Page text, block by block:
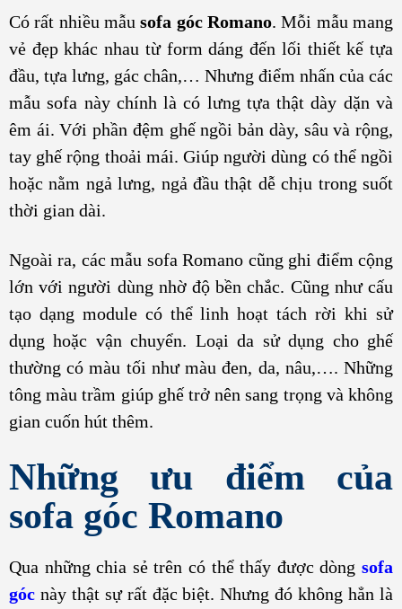
Có rất nhiều mẫusofa góc Romano. Mỗi mẫu mang
vẻ đẹp khác nhau từ form dáng đến lối thiết kế tựa
đầu, tựa lưng, gác chân,… Nhưng điểm nhấn của các
mẫu sofa này chính là có lưng tựa thật dày dặn và
êm ái. Với phần đệm ghế ngồi bản dày, sâu và rộng,
tay ghế rộng thoải mái. Giúp người dùng có thể ngồi
hoặc nằm ngả lưng, ngả đầu thật dễ chịu trong suốt
thời gian dài.
Ngoài ra, các mẫu sofa Romano cũng ghi điểm cộng
lớn với người dùng nhờ độ bền chắc. Cũng như cấu
tạo dạng module có thể linh hoạt tách rời khi sử
dụng hoặc vận chuyển. Loại da sử dụng cho ghế
thường có màu tối như màu đen, da, nâu,…. Những
tông màu trầm giúp ghế trở nên sang trọng và không
gian cuốn hút thêm.
Những ưu điểm của
sofa góc Romano
Qua những chia sẻ trên có thể thấy được dòng sofa
góc này thật sự rất đặc biệt. Nhưng đó không hẳn là